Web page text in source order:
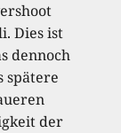
Dies ist
dennoch
spätere
der